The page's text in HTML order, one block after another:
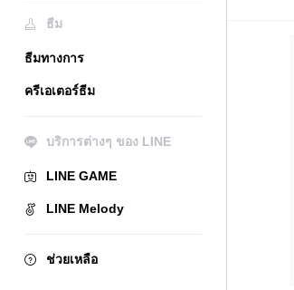
ธีม
ธีมทางการ
ครีเอเตอร์ธีม
บริการต่างๆ ของ LINE
LINE GAME
LINE Melody
ช่วยเหลือ